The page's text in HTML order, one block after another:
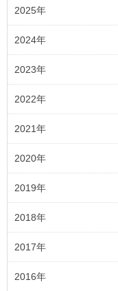
2025年
2024年
2023年
2022年
2021年
2020年
2019年
2018年
2017年
2016年